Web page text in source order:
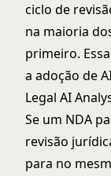
ciclo de
na maioria
primeiro.
a adoção de
Legal AI
Se um NDA
revisão
para no